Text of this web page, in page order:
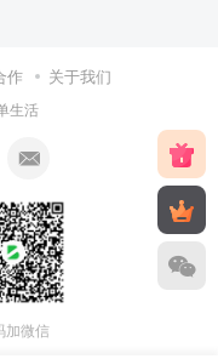
作 关于我们
生活
加微信